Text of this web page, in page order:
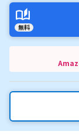
無料